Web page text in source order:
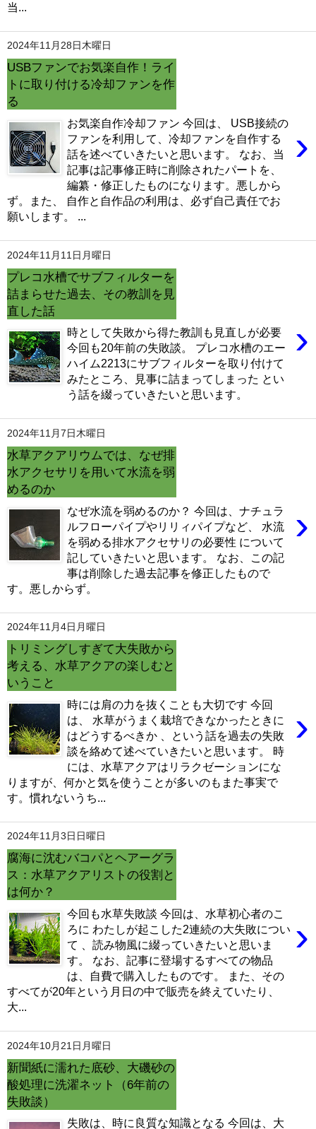
当...
2024年11月28日木曜日
USBファンでお気楽自作！ライ
トに取り付ける冷却ファンを作
る
›
お気楽自作冷却ファン 今回は、 USB接続の
ファンを利用して、冷却ファンを自作する
話を述べていきたいと思います。 なお、当
記事は記事修正時に削除されたパートを、
編纂・修正したものになります。悪しから
ず。また、 自作と自作品の利用は、必ず自己責任でお
願いします。 ...
2024年11月11日月曜日
プレコ水槽でサブフィルターを
詰まらせた過去、その教訓を見
直した話
›
時として失敗から得た教訓も見直しが必要
今回も20年前の失敗談。 プレコ水槽のエー
ハイム2213にサブフィルターを取り付けて
みたところ、見事に詰まってしまった とい
う話を綴っていきたいと思います。
2024年11月7日木曜日
水草アクアリウムでは、なぜ排
水アクセサリを用いて水流を弱
めるのか
›
なぜ水流を弱めるのか？ 今回は、ナチュラ
ルフローパイプやリリィパイプなど、 水流
を弱める排水アクセサリの必要性 について
記していきたいと思います。 なお、この記
事は削除した過去記事を修正したもので
す。悪しからず。
2024年11月4日月曜日
トリミングしすぎて大失敗から
考える、水草アクアの楽しむと
いうこと
›
時には肩の力を抜くことも大切です 今回
は、 水草がうまく栽培できなかったときに
はどうするべきか 、という話を過去の失敗
談を絡めて述べていきたいと思います。 時
には、水草アクアはリラクゼーションにな
りますが、何かと気を使うことが多いのもまた事実で
す。慣れないうち...
2024年11月3日日曜日
腐海に沈むバコパとヘアーグラ
ス：水草アクアリストの役割と
は何か？
›
今回も水草失敗談 今回は、水草初心者のこ
ろに わたしが起こした2連続の大失敗につい
て 、読み物風に綴っていきたいと思いま
す。 なお、記事に登場するすべての物品
は、自費で購入したものです。 また、その
すべてが20年という月日の中で販売を終えていたり、
大...
2024年10月21日月曜日
新聞紙に濡れた底砂、大磯砂の
酸処理に洗濯ネット（6年前の
失敗談）
失敗は、時に良質な知識となる 今回は、大